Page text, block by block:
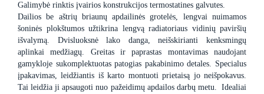
Galimybė rinktis įvairios konstrukcijos termostatines galvutes.
Dailios be aštrių briaunų apdailinės grotelės, lengvai nuimamos
šoninės plokštumos užtikrina lengvą radiatoriaus vidinių paviršių
išvalymą. Dvisluoksnė lako danga, neišskirianti kenksmingų
aplinkai medžiagų. Greitas ir paprastas montavimas naudojant
gamykloje sukomplektuotas patogias pakabinimo detales. Specialus
įpakavimas, leidžiantis iš karto montuoti prietaisą jo neišpokavus.
Tai leidžia ji apsaugoti nuo pažeidimų apdailos darbų metu. Idealiai